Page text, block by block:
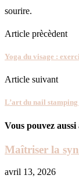
sourire.
Article prècèdent
Yoga du visage :
Article suivant
L’art du nail
Vous pouvez
Maîtriser la
avril 13, 2026